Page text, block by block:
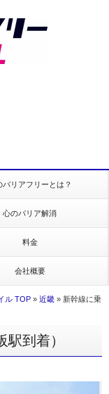
バリアフリーとは？
心のバリア解消
料金
会社概要
ル TOP » 近畿 » 新幹線に乗
到着）